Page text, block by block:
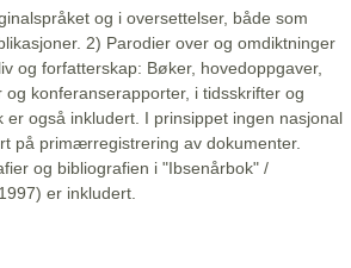
og i oversettelser, både som
2) Parodier over og omdiktninger
og forfatterskap: Bøker, hovedoppgaver,
konferanserapporter, i tidsskrifter og
også inkludert. I prinsippet ingen nasjonal
på primærregistrering av dokumenter.
og bibliografien i "Ibsenårbok" /
er inkludert.